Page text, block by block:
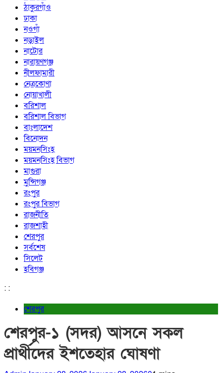
ঠাকুরগাঁও
ঢাকা
নওগাঁ
নড়াইল
নাটোর
নারায়ণগঞ্জ
নীলফামারী
নেত্রকোণা
নোয়াখালী
বরিশাল
বরিশাল বিভাগ
বাংলাদেশ
বিনোদন
ময়মনসিংহ
ময়মনসিংহ বিভাগ
মাগুরা
মুন্সিগঞ্জ
রংপুর
রংপুর বিভাগ
রাজনীতি
রাজশাহী
শেরপুর
সর্বশেষ
সিলেট
হবিগঞ্জ
: :
শেরপুর
শেরপুর-১ (সদর) আসনে সকল
প্রার্থীদের ইশতেহার ঘোষণা